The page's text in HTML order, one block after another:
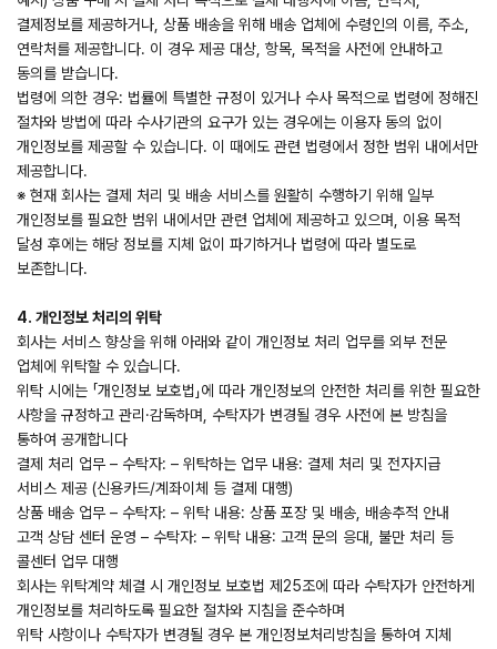
결제정보를 제공하거나, 상품 배송을 위해 배송 업체에 수령인의 이름, 주소,
연락처를 제공합니다. 이 경우 제공 대상, 항목, 목적을 사전에 안내하고
동의를 받습니다.
법령에 의한 경우: 법률에 특별한 규정이 있거나 수사 목적으로 법령에 정해진
절차와 방법에 따라 수사기관의 요구가 있는 경우에는 이용자 동의 없이
개인정보를 제공할 수 있습니다. 이 때에도 관련 법령에서 정한 범위 내에서만
제공합니다.
※ 현재 회사는 결제 처리 및 배송 서비스를 원활히 수행하기 위해 일부
개인정보를 필요한 범위 내에서만 관련 업체에 제공하고 있으며, 이용 목적
달성 후에는 해당 정보를 지체 없이 파기하거나 법령에 따라 별도로
보존합니다.
4. 개인정보 처리의 위탁
회사는 서비스 향상을 위해 아래와 같이 개인정보 처리 업무를 외부 전문
업체에 위탁할 수 있습니다.
위탁 시에는 「개인정보 보호법」에 따라 개인정보의 안전한 처리를 위한 필요한
사항을 규정하고 관리·감독하며, 수탁자가 변경될 경우 사전에 본 방침을
통하여 공개합니다
결제 처리 업무 – 수탁자: – 위탁하는 업무 내용: 결제 처리 및 전자지급
서비스 제공 (신용카드/계좌이체 등 결제 대행)
상품 배송 업무 – 수탁자: – 위탁 내용: 상품 포장 및 배송, 배송추적 안내
고객 상담 센터 운영 – 수탁자: – 위탁 내용: 고객 문의 응대, 불만 처리 등
콜센터 업무 대행
회사는 위탁계약 체결 시 개인정보 보호법 제25조에 따라 수탁자가 안전하게
개인정보를 처리하도록 필요한 절차와 지침을 준수하며
위탁 사항이나 수탁자가 변경될 경우 본 개인정보처리방침을 통하여 지체